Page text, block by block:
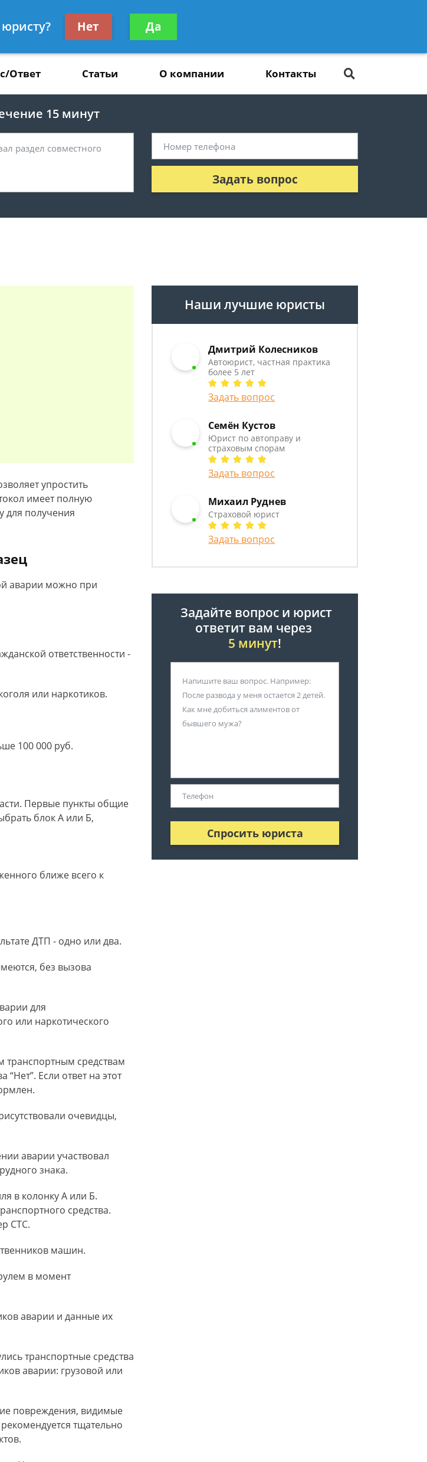
Получите консультацию
бесплатно
Ответ Статьи О компании Контакты
15 минут
Задать вопрос
упростить
имеет полную
для получения
аварии можно при
ответственности -
или наркотиков.
100 000 руб.
Первые пункты общие
блок А или Б,
ближе всего к
ДТП - одно или два.
без вызова
для
или наркотического
средствам
Если ответ на этот
очевидцы,
аварии участвовал
знака.
в колонку А или Б.
средства.
СТС.
машин.
в момент
аварии и данные их
транспортные средства
аварии: грузовой или
повреждения, видимые
тщательно
Наши лучшие юристы
Дмитрий Колесников
Автоюрист, частная практика
более 5 лет
Задать вопрос
Семён Кустов
Юрист по автоправу и
страховым спорам
Задать вопрос
Михаил Руднев
Страховой юрист
Задать вопрос
Задайте вопрос и юрист
ответит вам через
5 минут!
Спросить юриста
Нет Да